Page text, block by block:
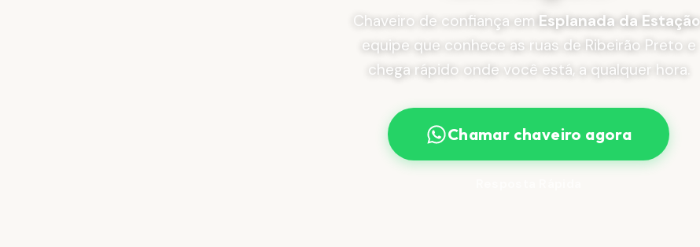
Chaveiro de confiança em Esplanada da Estação
equipe que conhece as ruas de Ribeirão Preto e
chega rápido onde você está, a qualquer hora.
Chamar chaveiro agora